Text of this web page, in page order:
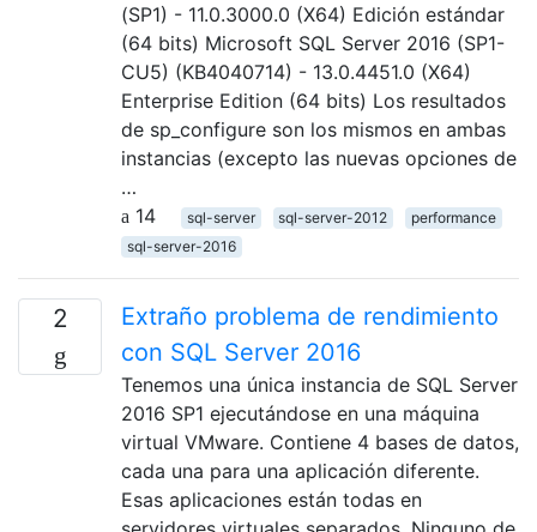
(SP1) - 11.0.3000.0 (X64) Edición estándar
(64 bits) Microsoft SQL Server 2016 (SP1-
CU5) (KB4040714) - 13.0.4451.0 (X64)
Enterprise Edition (64 bits) Los resultados
de sp_configure son los mismos en ambas
instancias (excepto las nuevas opciones de
…
14
sql-server sql-server-2012
performance
sql-server-2016
2
Extraño problema de rendimiento
con SQL Server 2016
Tenemos una única instancia de SQL Server
2016 SP1 ejecutándose en una máquina
virtual VMware. Contiene 4 bases de datos,
cada una para una aplicación diferente.
Esas aplicaciones están todas en